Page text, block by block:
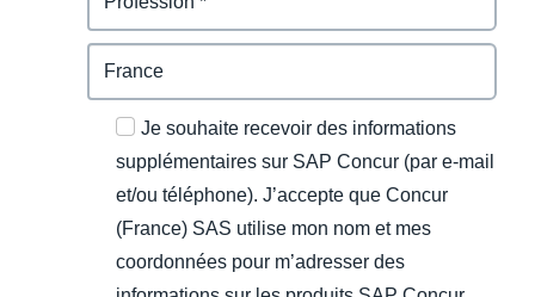
Je souhaite recevoir des informations
supplémentaires sur SAP Concur (par e-mail
et/ou téléphone). J’accepte que Concur
(France) SAS utilise mon nom et mes
coordonnées pour m’adresser des